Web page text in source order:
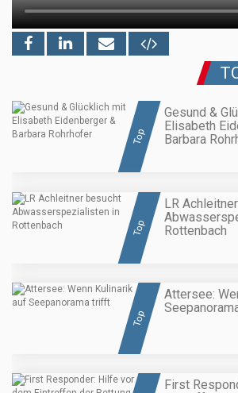
Top
Gesund &
Elisabeth
Barbara
Top
LR
Rottenbach
Top
Attersee:
First